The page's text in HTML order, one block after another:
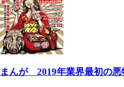
まんが 2019年業界最初の悪